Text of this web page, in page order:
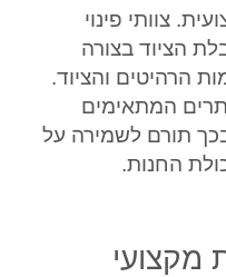
צוותי פינוי
הציוד בצורה
הרהיטים והציוד.
המתאימים
תורם לשמירה על
החנות.
מקצועי